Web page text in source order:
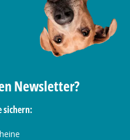
Newsletter?
sichern: